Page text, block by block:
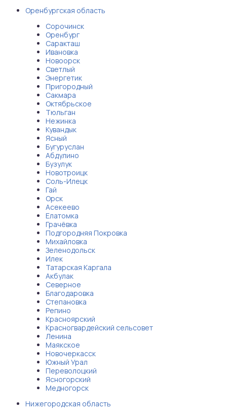
Оренбургская область
Сорочинск
Оренбург
Саракташ
Ивановка
Новоорск
Светлый
Энергетик
Пригородный
Сакмара
Октябрьское
Тюльган
Нежинка
Кувандык
Ясный
Бугуруслан
Абдулино
Бузулук
Новотроицк
Соль-Илецк
Гай
Орск
Асекеево
Елатомка
Грачёвка
Подгородняя Покровка
Михайловка
Зеленодольск
Илек
Татарская Каргала
Акбулак
Северное
Благодаровка
Степановка
Репино
Красноярский
Красногвардейский сельсовет
Ленина
Маякское
Новочеркасск
Южный Урал
Переволоцкий
Ясногорский
Медногорск
Нижегородская область